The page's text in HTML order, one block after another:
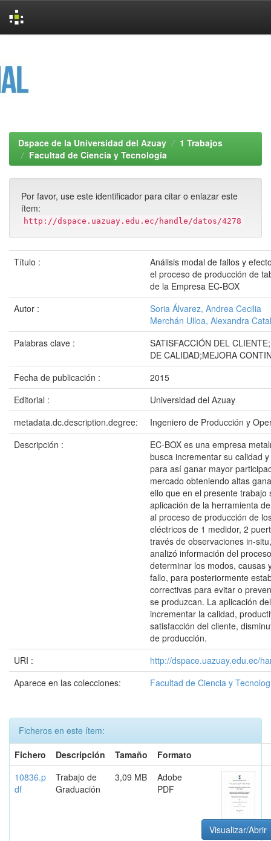
Dspace de la Universidad del Azuay
1 Trabajos
Facultad de Ciencia y Tecnología
Por favor, use este identificador para citar o enlazar este
ítem:
http://dspace.uazuay.edu.ec/handle/datos/4278
Título :
Análisis modal de fallos y
el proceso de producción de
de la Empresa EC-BOX
Autor :
Soria Álvarez, Andrea Cecilia
Merchán Ulloa, Alexandra
Palabras clave :
SATISFACCIÓN DEL
DE CALIDAD;MEJORA
Fecha de publicación :
2015
Editorial :
Universidad del Azuay
metadata.dc.description.degree:
Ingeniero de Producción y
Descripción :
EC-BOX es una empresa
busca incrementar su calidad
para así ganar mayor
mercado obteniendo altas
ello que en el presente trabajo
aplicación de la herramienta
al proceso de producción de
eléctricos de 1 medidor, 2
través de observaciones in-
analizó información del
determinar los modos, causas
fallo, para posteriormente
correctivas para evitar o
se produzcan. La aplicación
incrementar la calidad,
satisfacción del cliente,
de producción.
URI :
http://dspace.uazuay.edu.ec/
Aparece en las colecciones:
Facultad de Ciencia y
Ficheros en este ítem:
Fichero
Descripción Tamaño
Formato
10836.p
df
Trabajo de
Graduación
3,09 MB
Adobe
PDF
Visualizar/Abrir